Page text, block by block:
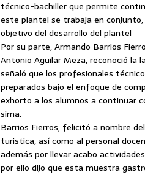
técnico-bachiller que permite
este plantel se trabaja en
objetivo del desarrollo del plantel
Por su parte, Armando Barrios
Antonio Aguilar Meza, reconoció la
señaló que los profesionales
preparados bajo el enfoque de
exhorto a los alumnos a continuar
sima.
Barrios Fierros, felicitó a nombre
turistica, así como al personal
además por llevar acabo
por ello dijo que esta muestra